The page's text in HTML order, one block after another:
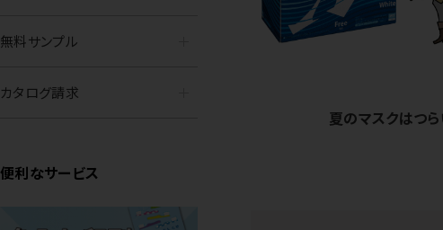
無料サンプル
カタログ請求
便利なサービス
夏のマスクはつら